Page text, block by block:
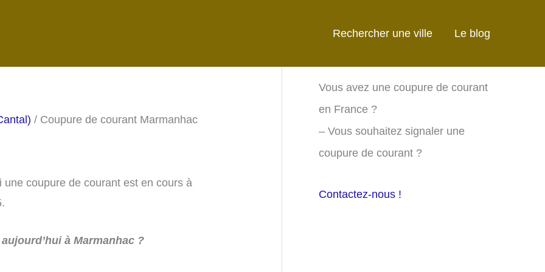
Rechercher une ville Le blog
/ Coupure de courant Marmanhac
une coupure de courant est en cours à
à Marmanhac ?
Vous avez une coupure de courant
en France ?
– Vous souhaitez signaler une
coupure de courant ?
Contactez-nous !